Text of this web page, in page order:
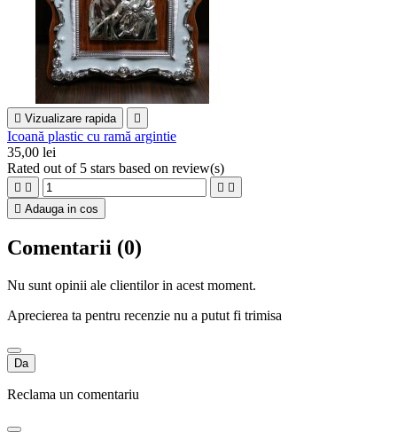
 Vizualizare rapida 
Icoană plastic cu ramă argintie
35,00 lei
Rated out of 5 stars based on review(s)
   
 Adauga in cos
Comentarii (0)
Nu sunt opinii ale clientilor in acest moment.
Aprecierea ta pentru recenzie nu a putut fi trimisa
Da
Reclama un comentariu